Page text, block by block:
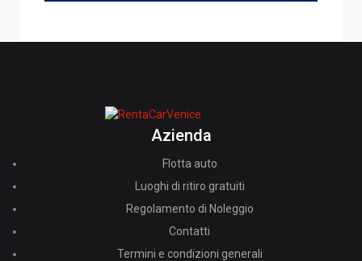
Azienda
Flotta auto
Luoghi di ritiro gratuiti
Regolamento di Noleggio
Contatti
Termini e condizioni generali